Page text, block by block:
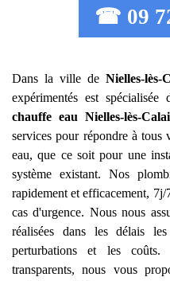
☎ 09
Dans la ville de Nielles-lès-
expérimentés est spécialisée
chauffe eau
Nielles-lès-
services pour répondre à tous
eau, que ce soit pour une
système existant. Nos
rapidement et efficacement,
cas d'urgence. Nous nous
réalisées dans les délais
perturbations et les
transparents, nous vous